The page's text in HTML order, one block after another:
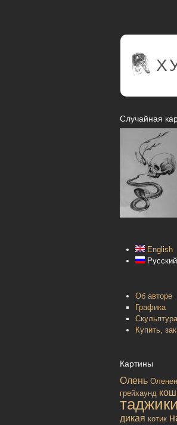
Случайная
English
Русский
Об авторе
Графика
Скульптура
Купить,
Картины
Олень
грейхаунд
дикая котик